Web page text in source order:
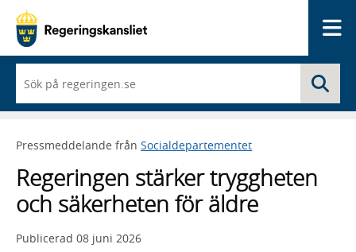
du
börjar
skriva
framträder
lista
med
sökförslag
Pressmeddelande från Socialdepartementet
Regeringen stärker tryggheten
och säkerheten för äldre
Publicerad 08 juni 2026